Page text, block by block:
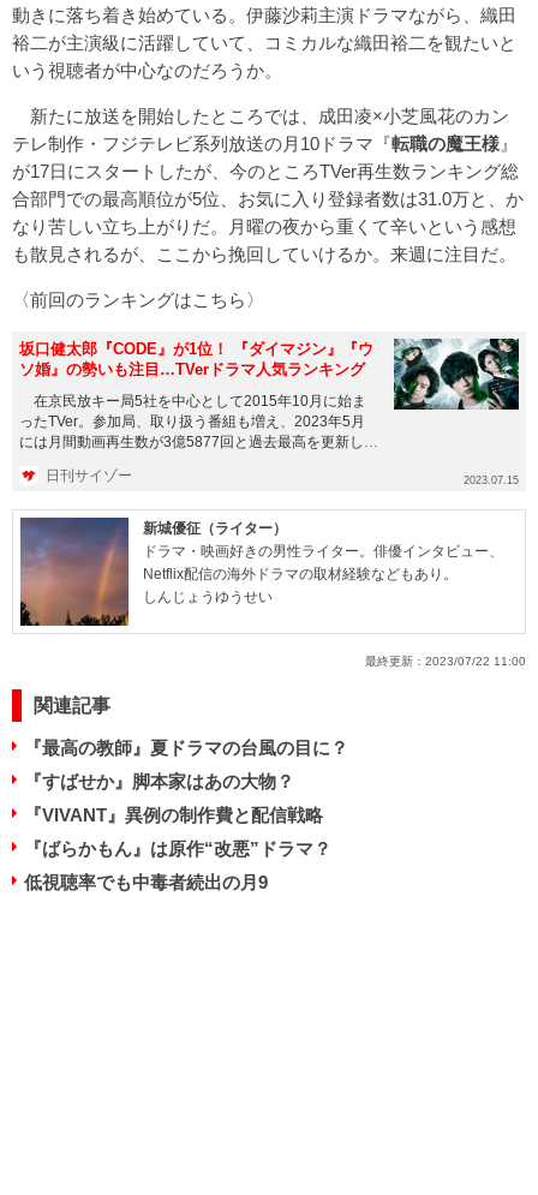
動きに落ち着き始めている。伊藤沙莉主演ドラマながら、織田
裕二が主演級に活躍していて、コミカルな織田裕二を観たいと
いう視聴者が中心なのだろうか。
新たに放送を開始したところでは、成田凌×小芝風花のカン
テレ制作・フジテレビ系列放送の月10ドラマ『転職の魔王様』
が17日にスタートしたが、今のところTVer再生数ランキング総
合部門での最高順位が5位、お気に入り登録者数は31.0万と、か
なり苦しい立ち上がりだ。月曜の夜から重くて辛いという感想
も散見されるが、ここから挽回していけるか。来週に注目だ。
〈前回のランキングはこちら〉
坂口健太郎『CODE』が1位！ 『ダイマジン』『ウ
ソ婚』の勢いも注目…TVerドラマ人気ランキング
在京民放キー局5社を中心として2015年10月に始ま
ったTVer。参加局、取り扱う番組も増え、2023年5月
には月間動画再生数が3億5877回と過去最高を更新し、
日刊サイゾー 2023.07.15
新城優征（ライター）
ドラマ・映画好きの男性ライター。俳優インタビュー、
Netflix配信の海外ドラマの取材経験などもあり。
しんじょうゆうせい
最終更新： 2023/07/22 11:00
関連記事
『最高の教師』夏ドラマの台風の目に？
『すばせか』脚本家はあの大物？
『VIVANT』異例の制作費と配信戦略
『ばらかもん』は原作“改悪”ドラマ？
低視聴率でも中毒者続出の月9